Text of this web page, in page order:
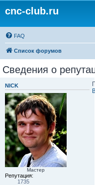
cnc-club.ru
FAQ
Список форумов
Сведения о
NICK
Мастер
Репутация:
1735